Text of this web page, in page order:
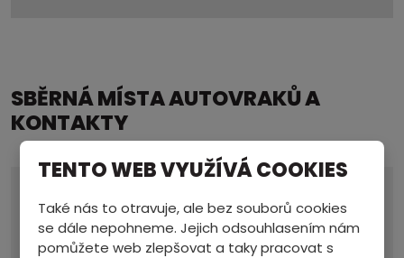
SBĚRNÁ MÍSTA AUTOVRAKŮ A
KONTAKTY
ZASTÁVKA
Po-čt 7.00 - 17.00
Pá 7.00 - 15.30
TENTO WEB VYUŽÍVÁ COOKIES
Také nás to otravuje, ale bez souborů cookies
se dále nepohneme. Jejich odsouhlasením nám
pomůžete web zlepšovat a taky pracovat s